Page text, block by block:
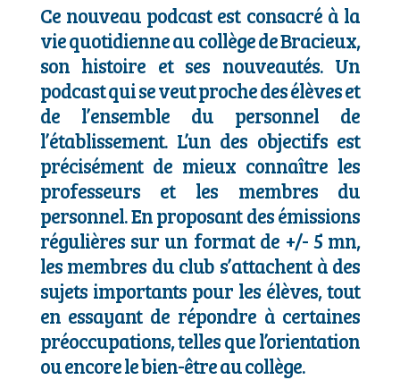
Ce nouveau podcast est consacré à la
vie quotidienne au collège de Bracieux,
son histoire et ses nouveautés. Un
podcast qui se veut proche des élèves et
de l’ensemble du personnel de
l’établissement. L’un des objectifs est
précisément de mieux connaître les
professeurs et les membres du
personnel. En proposant des émissions
régulières sur un format de +/- 5 mn,
les membres du club s’attachent à des
sujets importants pour les élèves, tout
en essayant de répondre à certaines
préoccupations, telles que l’orientation
ou encore le bien-être au collège.